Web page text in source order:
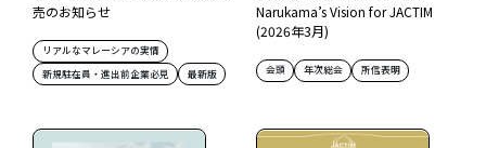
売のお知らせ
リアルなマレーシアの実情
新規駐在員・進出前企業必見
最新版
Narukama’s Vision for JACTIM
(2026年3月)
会頭 年次総会 所信表明